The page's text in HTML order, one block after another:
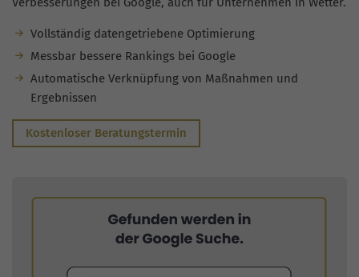
Vollständig datengetriebene Optimierung
Messbar bessere Rankings bei Google
Automatische Verknüpfung von Maßnahmen und
Ergebnissen
Kostenloser Beratungstermin